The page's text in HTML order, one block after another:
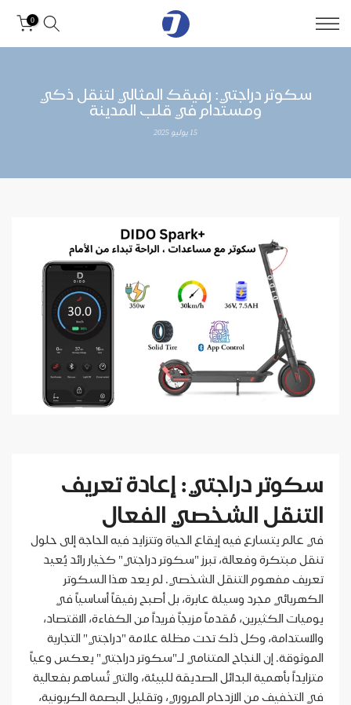
0
سكوتر دراجتي: رفيقك المثالي لتنقل ذكي
ومستدام في قلب المدينة
15 يوليو 2025
سكوتر دراجتي: إعادة تعريف
التنقل الشخصي الفعال
في عالم يتسارع فيه إيقاع الحياة وتتزايد فيه الحاجة إلى حلول
تنقل مبتكرة وفعالة، تبرز "سكوتر دراجتي" كخيار رائد يُعيد
تعريف مفهوم التنقل الشخصي. لم يعد هذا السكوتر
الكهربائي مجرد وسيلة عابرة، بل أصبح رفيقاً أساسياً في
يوميات الكثيرين، مُقدماً مزيجاً فريداً من الكفاءة، الاقتصاد،
والاستدامة، وكل ذلك تحت مظلة علامة "دراجتي" التجارية
الموثوقة. إن النجاح المتنامي لـ"سكوتر دراجتي" يعكس وعياً
متزايداً بأهمية البدائل الصديقة للبيئة، والتي تُساهم بفعالية
في التخفيف من الازدحام المروري، وتقليل البصمة الكربونية،